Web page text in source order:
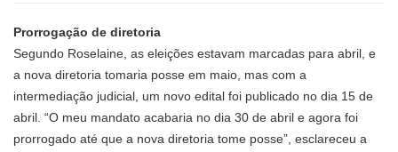
Prorrogação de diretoria
Segundo Roselaine, as eleições estavam marcadas para abril, e
a nova diretoria tomaria posse em maio, mas com a
intermediação judicial, um novo edital foi publicado no dia 15 de
abril. “O meu mandato acabaria no dia 30 de abril e agora foi
prorrogado até que a nova diretoria tome posse”, esclareceu a